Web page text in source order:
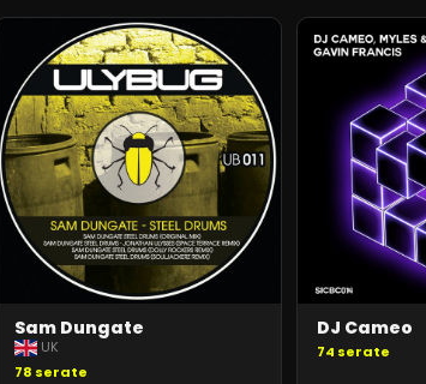
Sam Dungate
UK
78 serate
DJ Cameo
74 serate